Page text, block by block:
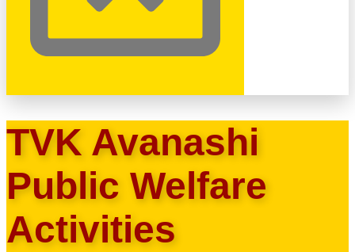
TVK Avanashi
Public Welfare
Activities